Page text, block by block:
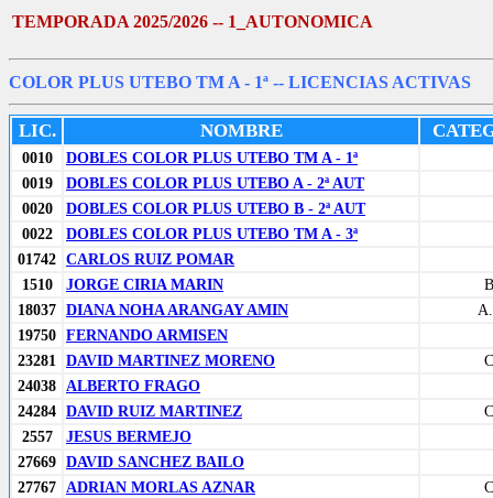
TEMPORADA 2025/2026 -- 1_AUTONOMICA
COLOR PLUS UTEBO TM A - 1ª -- LICENCIAS ACTIVAS
LIC. NOMBRE
0010
DOBLES COLOR PLUS UTEBO TM A - 1ª
0019
DOBLES COLOR PLUS UTEBO A - 2ª AUT
0020
DOBLES COLOR PLUS UTEBO B - 2ª AUT
0022
DOBLES COLOR PLUS UTEBO TM A - 3ª
01742 CARLOS RUIZ POMAR
1510
JORGE CIRIA MARIN
B
18037 DIANA NOHA ARANGAY AMIN
19750 FERNANDO ARMISEN
23281 DAVID MARTINEZ MORENO
C
24038 ALBERTO FRAGO
24284 DAVID RUIZ MARTINEZ
C
2557
JESUS BERMEJO
27669 DAVID SANCHEZ BAILO
27767 ADRIAN MORLAS AZNAR
C